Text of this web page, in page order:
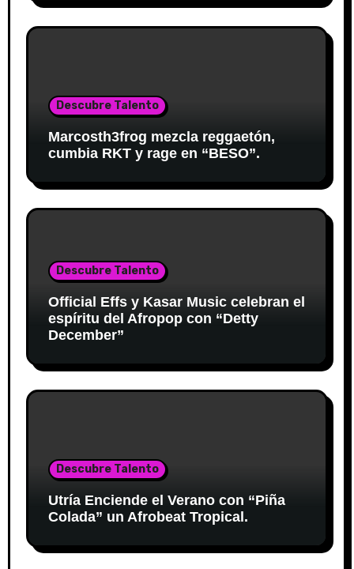
Descubre Talento
Marcosth3frog mezcla reggaetón,
cumbia RKT y rage en “BESO”.
Descubre Talento
Official Effs y Kasar Music celebran el
espíritu del Afropop con “Detty
December”
Descubre Talento
Utría Enciende el Verano con “Piña
Colada” un Afrobeat Tropical.